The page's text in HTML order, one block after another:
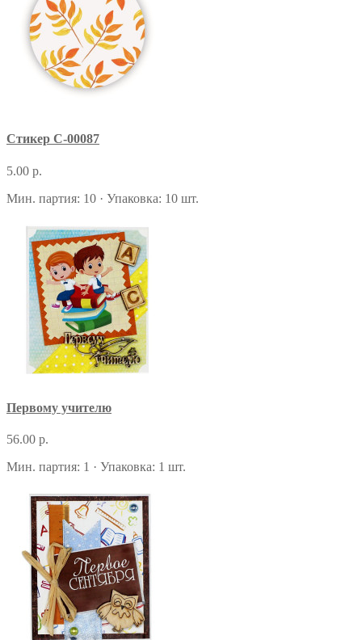
Стикер С-00087
5.00 р.
Мин. партия: 10 · Упаковка: 10 шт.
Первому учителю
56.00 р.
Мин. партия: 1 · Упаковка: 1 шт.